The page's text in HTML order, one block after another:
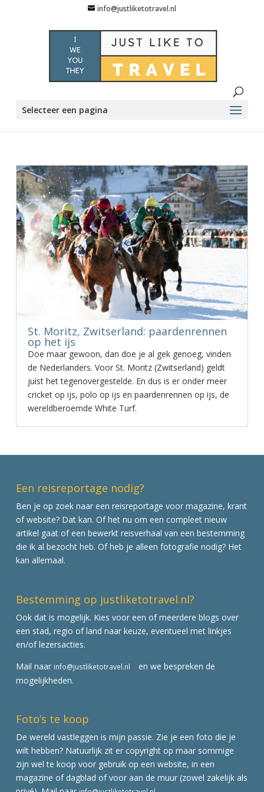
info@justliketotravel.nl
Selecteer een pagina
St. Moritz, Zwitserland: paardenrennen
op het ijs
Doe maar gewoon, dan doe je al gek genoeg, vinden
de Nederlanders. Voor St. Moritz (Zwitserland) geldt
juist het tegenovergestelde. En dus is er onder meer
cricket op ijs, polo op ijs en paardenrennen op ijs, de
wereldberoemde White Turf.
Een reisreportage nodig?
Ben je op zoek naar een reisreportage voor magazine, krant
of website? Dat kan. Of het nu om een compleet nieuw
artikel gaat of een bewerkt reisverhaal van een bestemming
die ik al bezocht heb. Of heb je alleen fotografie nodig? Het
kan allemaal.
Bestemming op justliketotravel.nl?
Ook dat is mogelijk. Kies voor een of meerdere blogs over
een stad, regio of land naar keuze, eventueel met linkjes
en/of lezersacties.
Mail naar info@justliketotravel.nl
en we bespreken de
mogelijkheden.
Foto’s te koop
De wereld vastleggen is mijn passie. Zie je een foto die je
wilt hebben? Natuurlijk zit er copyright op maar sommige
zijn wel te koop voor gebruik op een website, in een
magazine of dagblad of voor aan de muur (zowel zakelijk als